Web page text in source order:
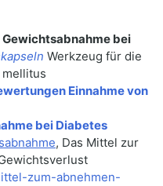
bei
Werkzeug für die
mellitus
Einnahme von
bei Diabetes
, Das Mittel zur
zum-abnehmen-